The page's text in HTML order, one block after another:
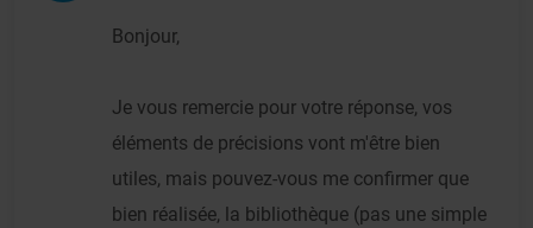
Bonjour,
Je vous remercie pour votre réponse, vos
éléments de précisions vont m'être bien
utiles, mais pouvez-vous me confirmer que
bien réalisée, la bibliothèque (pas une simple